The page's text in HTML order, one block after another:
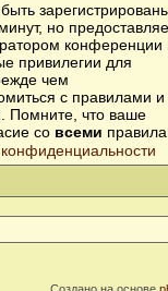
но
конференции
привилегии для
чем
с правилами и
Помните, что ваше
со всеми